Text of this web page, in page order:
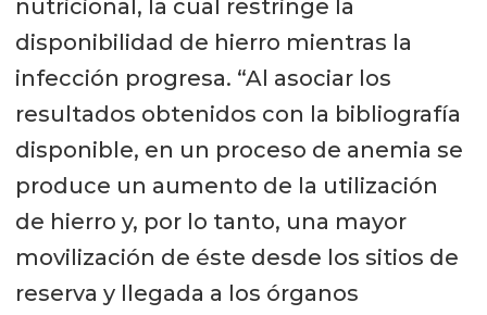
nutricional, la cual restringe la
disponibilidad de hierro mientras la
infección progresa. “Al asociar los
resultados obtenidos con la bibliografía
disponible, en un proceso de anemia se
produce un aumento de la utilización
de hierro y, por lo tanto, una mayor
movilización de éste desde los sitios de
reserva y llegada a los órganos